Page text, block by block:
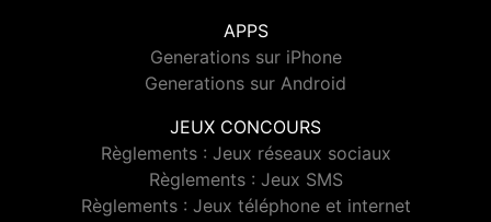
APPS
Generations sur iPhone
Generations sur Android
JEUX CONCOURS
Règlements : Jeux réseaux sociaux
Règlements : Jeux SMS
Règlements : Jeux téléphone et internet